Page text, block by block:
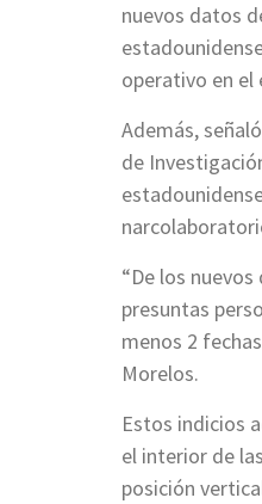
nuevos datos
operativo en el
Además,
de
“De los
presuntas
menos 2
Morelos.
Estos indicios
el interior de
posición